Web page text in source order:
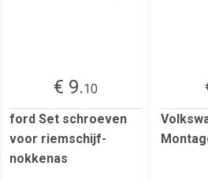
€ 9.10
ford Set schroeven
voor riemschijf-
nokkenas